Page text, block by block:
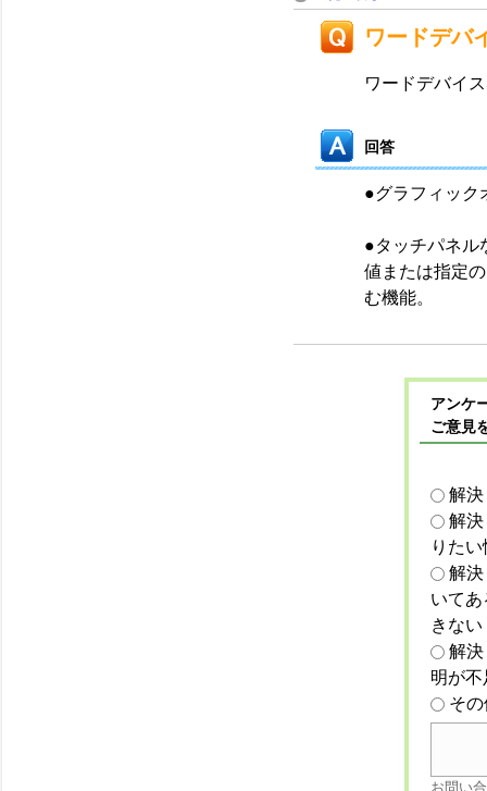
ワードデバ
ワードデバイ
回答
●グラフィック
●タッチパネル
値または指定
む機能。
アンケ
ご意見
解
解
りた
解
いて
きない
解
明が
そ
お問い